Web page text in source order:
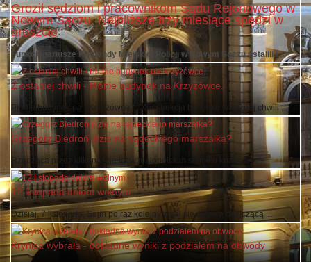
Groził sędziom i pracownikom Sądu Rejonowego w
Nowym Sączu. Najbliższe trzy miesiące spędzi w
areszcie
Funkcjonariusze Komendy Miejskiej Policji w Nowym Sączu ustalili i ...
Z ostaniej chwili - Płonie budynek na Krzyżówce.
Płonie budynek na " Krzyżówce " . Konstrukcja budynku w każdej chwili ...
Grzegorz Biedroń idzie na sądeckiego marszałka?
Rządząca przez kilkanaście lat w małopolskim sejmiku koalicja ...
12 listopada dniem wolnym.
Dzisiaj, 7 listopada, Sejm po raz kolejny zajął się ustawą dotyczącą ...
Krynica wybrała - dokładne wyniki z podziałem na obwody